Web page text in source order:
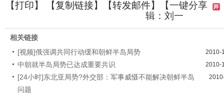
【打印】 【复制链接】【转发邮件】
【一键分享
辑：刘一
相关链接
[视频]俄强调共同行动缓和朝鲜半岛局势
2010-
中朝就半岛局势已达成重要共识 2010-
[24小时]东北亚局势?外交部：军事威慑不能解决朝鲜半岛
问题